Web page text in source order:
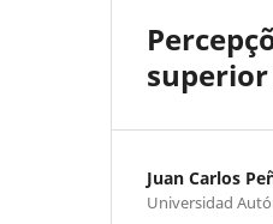
Juan Carlos
Universidad